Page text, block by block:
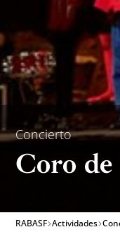
Concierto
Coro
RABASF Actividades